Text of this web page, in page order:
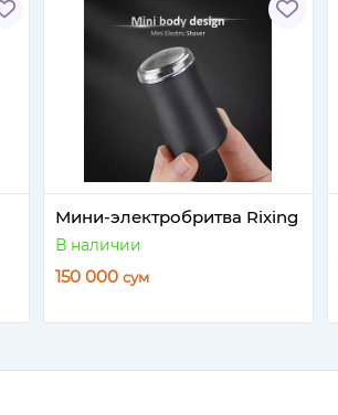
Мини-электробритва Rixing
В наличии
150 000сум